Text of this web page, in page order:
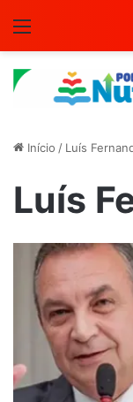
Início / Luís
Luís